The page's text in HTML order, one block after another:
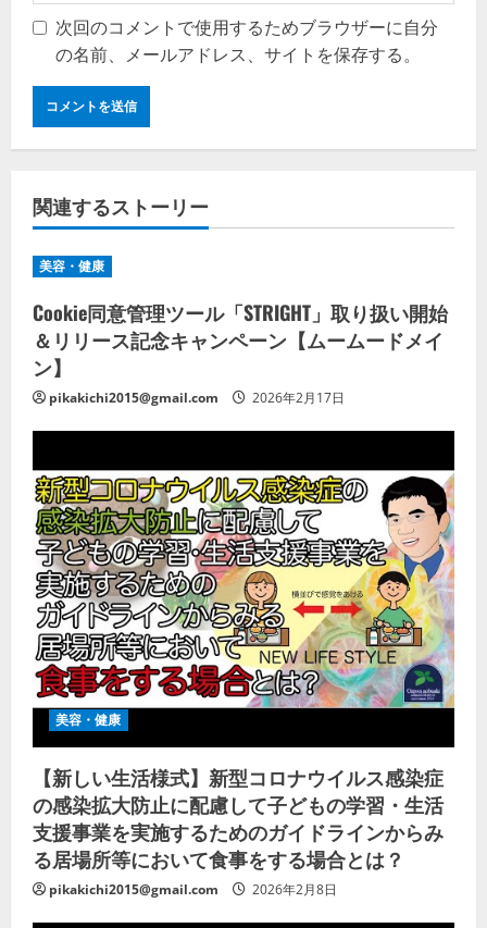
次回のコメントで使用するためブラウザーに自分
の名前、メールアドレス、サイトを保存する。
関連するストーリー
美容・健康
Cookie同意管理ツール「STRIGHT」取り扱い開始
＆リリース記念キャンペーン【ムームードメイ
ン】
pikakichi2015@gmail.com 2026年2月17日
美容・健康
【新しい生活様式】新型コロナウイルス感染症
の感染拡大防止に配慮して子どもの学習・生活
支援事業を実施するためのガイドラインからみ
る居場所等において食事をする場合とは？
pikakichi2015@gmail.com 2026年2月8日